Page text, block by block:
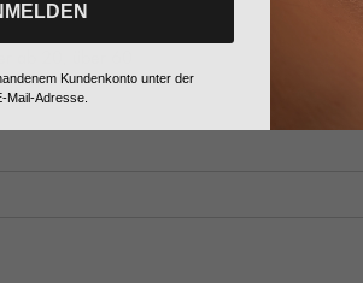
Kundenkonto unter der
Mail-Adresse.